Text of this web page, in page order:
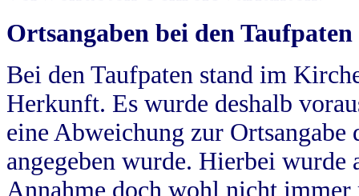
Ortsangaben bei den Taufpaten
Bei den Taufpaten stand im
Herkunft. Es wurde deshalb
eine Abweichung zur
angegeben wurde. Hierbei wurde
Annahme doch wohl nicht